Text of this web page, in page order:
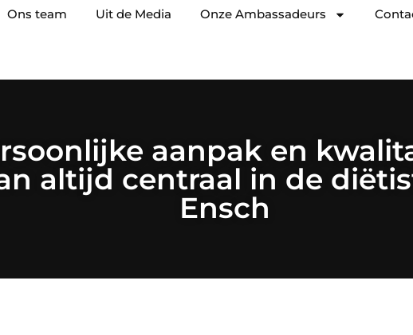
Ons team Uit de Media Onze Ambassadeurs
aanpak en
altijd centraal in de
Ensch